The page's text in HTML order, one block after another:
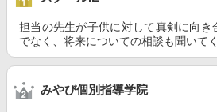
担当の先生が子供に対して真剣に向き
でなく、将来についての相談も聞いて
みやび個別指導学院